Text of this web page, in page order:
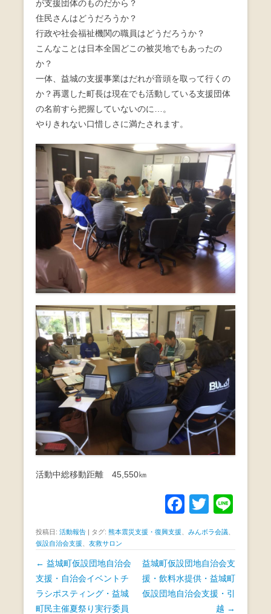
が支援団体のものだから？
住民さんはどうだろうか？
行政や社会福祉機関の職員はどうだろうか？
こんなことは日本全国どこの被災地でもあったの
か？
一体、益城の支援事業はだれが音頭を取って行くの
か？再選した町長は現在でも活動している支援団体
の名前すら把握していないのに…。
やりきれない口惜しさに満たされます。
活動中総移動距離 45,550㎞
F
c
e
b
o
T
wi
tt
er
投稿日: 活動報告 | タグ: 熊本震災支援・復興支援 みんボラ会議
仮設自治会支援
友救サロン
投
稿
ナ
ビ
← 益城町仮設団地自治会
支援・自治会イベントチ
ラシポスティング・益城
町民主催夏祭り実行委員
益城町仮設団地自治会支
援・飲料水提供・益城町
仮設団地自治会支援・引
越 →